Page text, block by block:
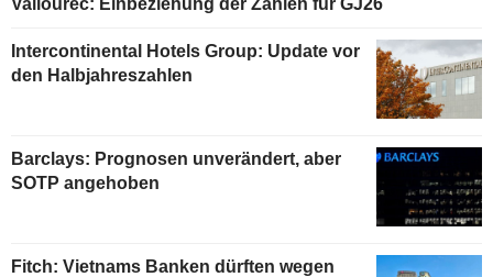
Vallourec: Einbeziehung der Zahlen für GJ26
Intercontinental Hotels Group: Update vor
den Halbjahreszahlen
Barclays: Prognosen unverändert, aber
SOTP angehoben
Fitch: Vietnams Banken dürften wegen